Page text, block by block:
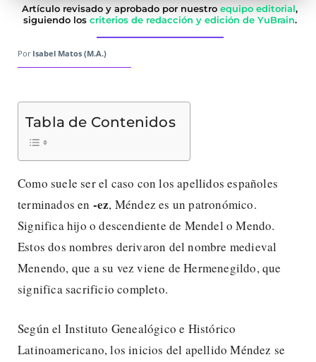
Artículo revisado y aprobado por nuestro equipo editorial,
siguiendo los criterios de redacción y edición de YuBrain.
Por Isabel Matos (M.A.)
Tabla de Contenidos
Como suele ser el caso con los apellidos españoles
terminados en -ez, Méndez es un patronómico.
Significa hijo o descendiente de Mendel o Mendo.
Estos dos nombres derivaron del nombre medieval
Menendo, que a su vez viene de Hermenegildo, que
significa sacrificio completo.
Según el Instituto Genealógico e Histórico
Latinoamericano, los inicios del apellido Méndez se